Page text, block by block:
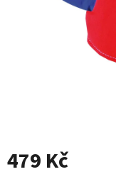
479 Kč